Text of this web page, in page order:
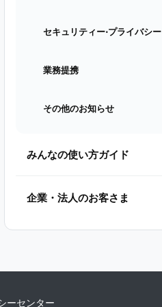
セキュリティー⋅プライバシー
業務提携
その他のお知らせ
みんなの使い方ガイド
企業・法人のお客さま
ーセンター